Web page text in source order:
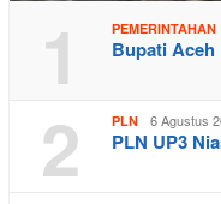
1 PEMERINTAHAN
Bupati
2 PLN 6 Agustus
PLN UP3